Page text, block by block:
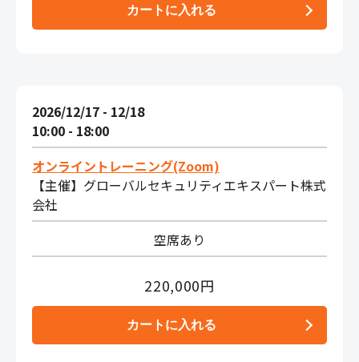
2026/12/17 - 12/18
10:00 - 18:00
オンライントレーニング(Zoom)
【主催】グローバルセキュリティエキスパート株式
会社
空席あり
220,000円